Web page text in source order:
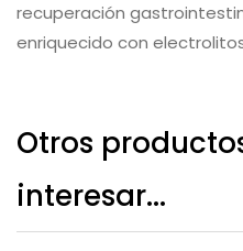
recuperación
enriquecido con
Otros
interesar...